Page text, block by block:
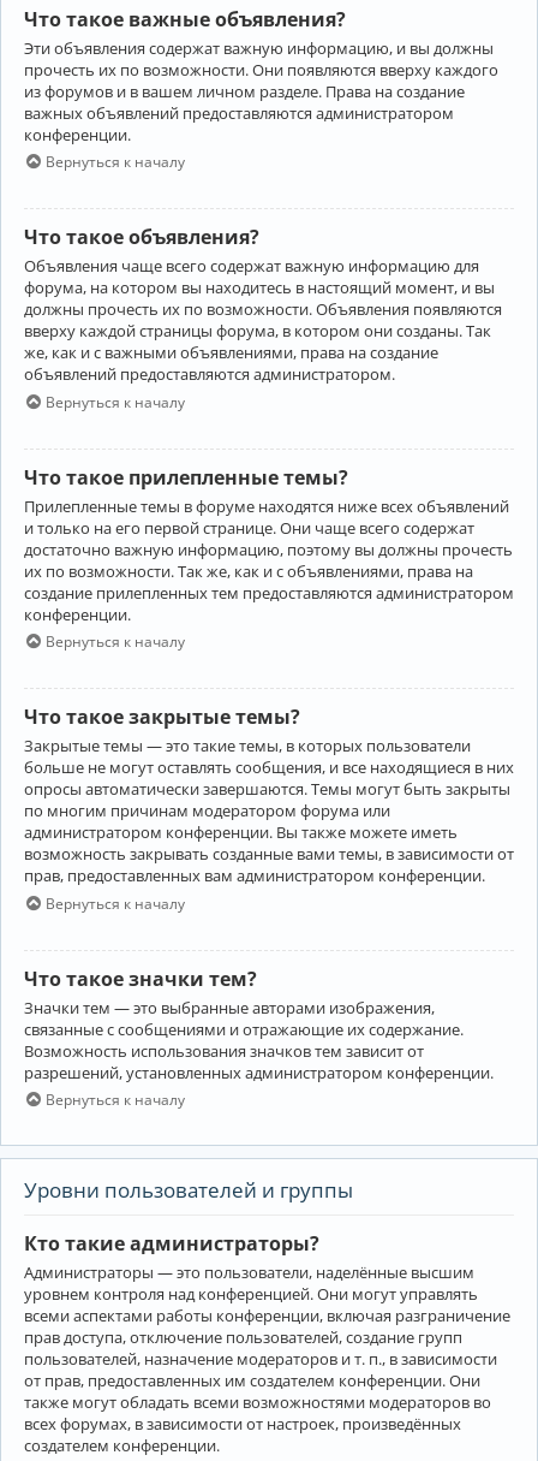
Что такое важные объявления?
Эти объявления содержат важную информацию, и вы должны
прочесть их по возможности. Они появляются вверху каждого
из форумов и в вашем личном разделе. Права на создание
важных объявлений предоставляются администратором
конференции.
Вернуться к началу
Что такое объявления?
Объявления чаще всего содержат важную информацию для
форума, на котором вы находитесь в настоящий момент, и вы
должны прочесть их по возможности. Объявления появляются
вверху каждой страницы форума, в котором они созданы. Так
же, как и с важными объявлениями, права на создание
объявлений предоставляются администратором.
Вернуться к началу
Что такое прилепленные темы?
Прилепленные темы в форуме находятся ниже всех объявлений
и только на его первой странице. Они чаще всего содержат
достаточно важную информацию, поэтому вы должны прочесть
их по возможности. Так же, как и с объявлениями, права на
создание прилепленных тем предоставляются администратором
конференции.
Вернуться к началу
Что такое закрытые темы?
Закрытые темы — это такие темы, в которых пользователи
больше не могут оставлять сообщения, и все находящиеся в них
опросы автоматически завершаются. Темы могут быть закрыты
по многим причинам модератором форума или
администратором конференции. Вы также можете иметь
возможность закрывать созданные вами темы, в зависимости от
прав, предоставленных вам администратором конференции.
Вернуться к началу
Что такое значки тем?
Значки тем — это выбранные авторами изображения,
связанные с сообщениями и отражающие их содержание.
Возможность использования значков тем зависит от
разрешений, установленных администратором конференции.
Вернуться к началу
Уровни пользователей и группы
Кто такие администраторы?
Администраторы — это пользователи, наделённые высшим
уровнем контроля над конференцией. Они могут управлять
всеми аспектами работы конференции, включая разграничение
прав доступа, отключение пользователей, создание групп
пользователей, назначение модераторов и т. п., в зависимости
от прав, предоставленных им создателем конференции. Они
также могут обладать всеми возможностями модераторов во
всех форумах, в зависимости от настроек, произведённых
создателем конференции.